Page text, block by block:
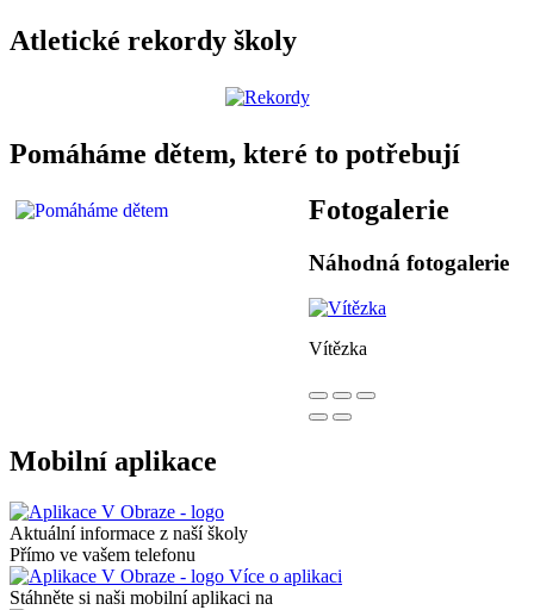
Atletické rekordy školy
Pomáháme dětem, které to potřebují
Fotogalerie
Náhodná fotogalerie
Vítězka
Mobilní aplikace
Aktuální informace z naší školy
Přímo ve vašem telefonu
Více o aplikaci
Stáhněte si naši mobilní aplikaci na